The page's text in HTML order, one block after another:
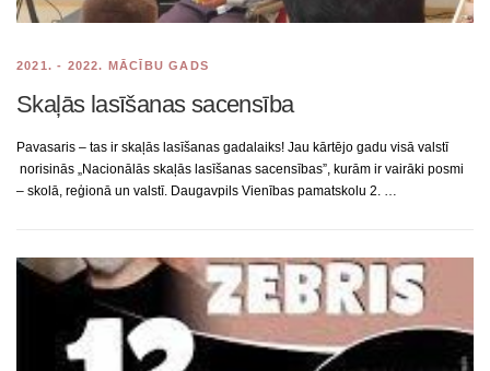
2021. - 2022. MĀCĪBU GADS
Skaļās lasīšanas sacensība
Pavasaris – tas ir skaļās lasīšanas gadalaiks! Jau kārtējo gadu visā valstī
norisinās „Nacionālās skaļās lasīšanas sacensības”, kurām ir vairāki posmi
– skolā, reģionā un valstī. Daugavpils Vienības pamatskolu 2. …